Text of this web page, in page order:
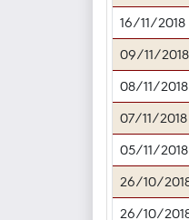
16/11/2018
09/11/2018
08/11/2018
07/11/2018
05/11/2018
26/10/
26/10/